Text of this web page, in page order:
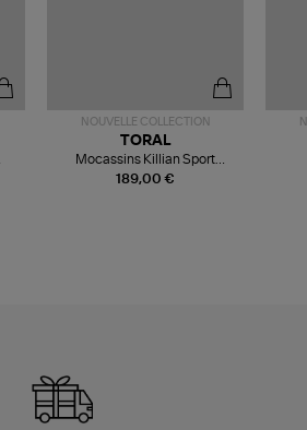
NOUVELLE COLLECTION
189,00 €
TORAL
Mocassins Killian Sport
Mousse